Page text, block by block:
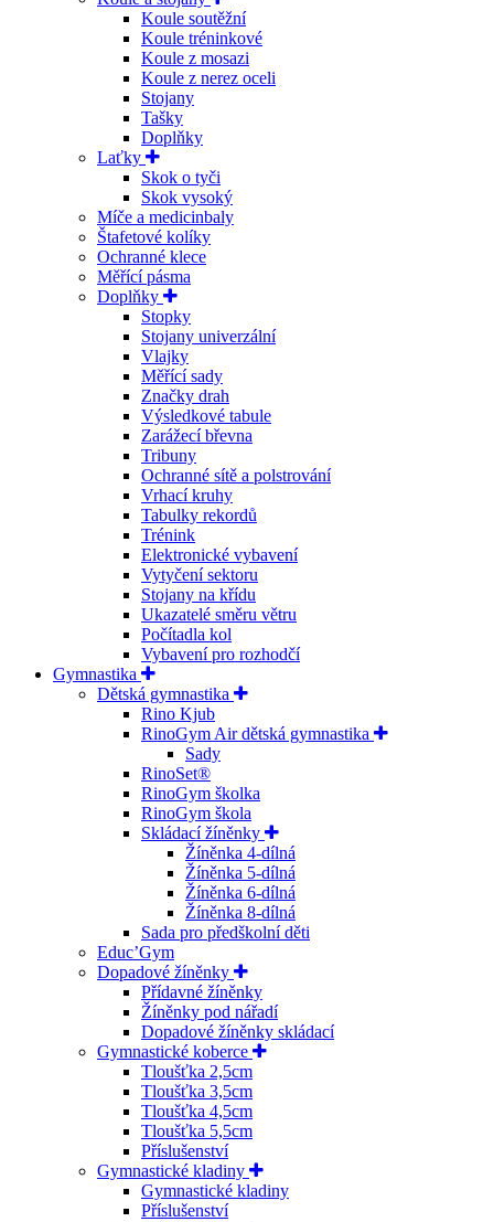
Koule soutěžní
Koule tréninkové
Koule z mosazi
Koule z nerez oceli
Stojany
Tašky
Doplňky
Laťky
Skok o tyči
Skok vysoký
Míče a medicinbaly
Štafetové kolíky
Ochranné klece
Měřící pásma
Doplňky
Stopky
Stojany univerzální
Vlajky
Měřící sady
Značky drah
Výsledkové tabule
Zarážecí břevna
Tribuny
Ochranné sítě a polstrování
Vrhací kruhy
Tabulky rekordů
Trénink
Elektronické vybavení
Vytyčení sektoru
Stojany na křídu
Ukazatelé směru větru
Počítadla kol
Vybavení pro rozhodčí
Gymnastika
Dětská gymnastika
Rino Kjub
RinoGym Air dětská gymnastika
Sady
RinoSet®
RinoGym školka
RinoGym škola
Skládací žíněnky
Žíněnka 4-dílná
Žíněnka 5-dílná
Žíněnka 6-dílná
Žíněnka 8-dílná
Sada pro předškolní děti
Educ’Gym
Dopadové žíněnky
Přídavné žíněnky
Žíněnky pod nářadí
Dopadové žíněnky skládací
Gymnastické koberce
Tloušťka 2,5cm
Tloušťka 3,5cm
Tloušťka 4,5cm
Tloušťka 5,5cm
Příslušenství
Gymnastické kladiny
Gymnastické kladiny
Příslušenství